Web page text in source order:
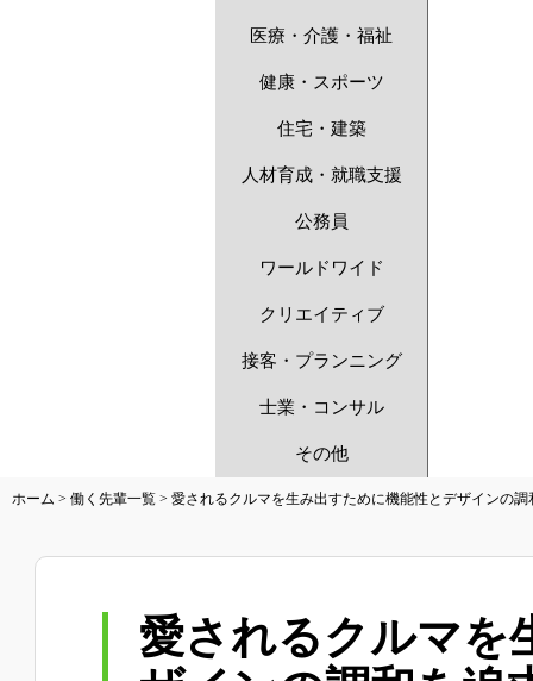
医療・介護・福祉
健康・スポーツ
住宅・建築
人材育成・就職支援
公務員
ワールドワイド
クリエイティブ
接客・プランニング
士業・コンサル
その他
ホーム > 働く先輩一覧 > 愛されるクルマを生み出すために機能性とデザインの調
愛されるクルマを